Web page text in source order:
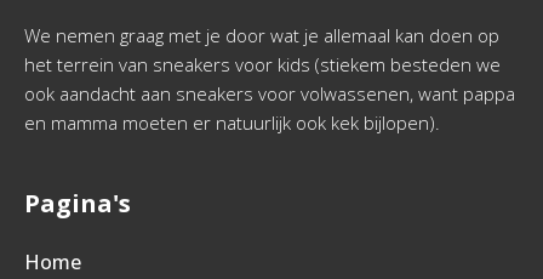
We nemen graag met je door wat je allemaal kan doen op
het terrein van sneakers voor kids (stiekem besteden we
ook aandacht aan sneakers voor volwassenen, want pappa
en mamma moeten er natuurlijk ook kek bijlopen).
Pagina's
Home